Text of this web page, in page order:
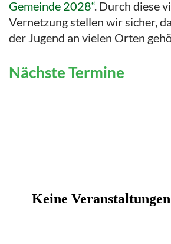
Gemeinde 2028“. Durch diese
Vernetzung stellen wir sicher,
der Jugend an vielen Orten
Nächste Termine